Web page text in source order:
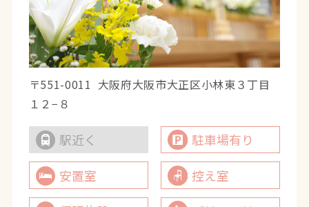
〒551-0011 大阪府大阪市大正区小林東３丁目
１２−８
駅近く
駐車場有り
安置室
控え室